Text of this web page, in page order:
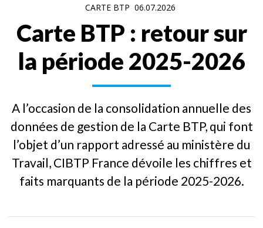
CARTE BTP 06.07.2026
Carte BTP : retour sur
la période 2025-2026
A l’occasion de la consolidation annuelle des
données de gestion de la Carte BTP, qui font
l’objet d’un rapport adressé au ministère du
Travail, CIBTP France dévoile les chiffres et
faits marquants de la période 2025-2026.